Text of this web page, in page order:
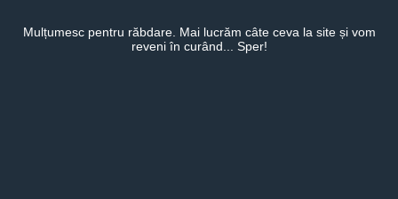
Mulțumesc pentru răbdare. Mai lucrăm câte ceva la site și vom
reveni în curând... Sper!